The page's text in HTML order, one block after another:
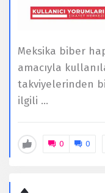
Meksika biber
amacıyla
takviyelerinden
ilgili ...
0 0